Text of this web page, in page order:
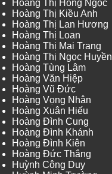
Hoàng Thị Hồng Ngọc
Hoàng Thị Kiều Anh
Hoàng Thị Lan Hương
Hoàng Thị Loan
Hoàng Thị Mai Trang
Hoàng Thị Ngọc Huyền
Hoàng Tùng Lâm
Hoàng Văn Hiệp
Hoàng Vũ Đức
Hoàng Vọng Nhân
Hoàng Xuân Hiếu
Hoàng Đình Cung
Hoàng Đình Khánh
Hoàng Đình Kiên
Hoàng Đức Thắng
Huỳnh Công Duy